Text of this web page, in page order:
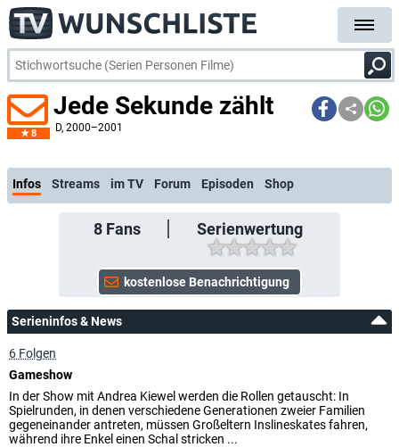
8
Jede Sekunde zählt
D, 2000–2001
Infos Streams im TV Forum Episoden Shop
8Fans Serienwertung
Serieninfos & News
6 Folgen
Gameshow
In der Show mit Andrea Kiewel werden die Rollen getauscht: In
Spielrunden, in denen verschiedene Generationen zweier Familien
gegeneinander antreten, müssen Großeltern Inslineskates fahren,
während ihre Enkel einen Schal stricken ...